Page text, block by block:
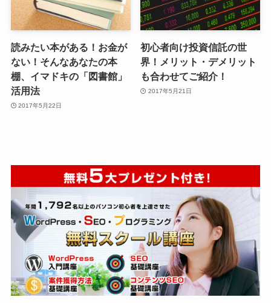
読みたい本がある！お金が
ない！そんなあなたの本
棚、イマドキの「図書館」
活用法
2017年5月22日
初心者向け投資信託の世
界！メリット・デメリット
も合わせてご紹介！
2017年5月21日